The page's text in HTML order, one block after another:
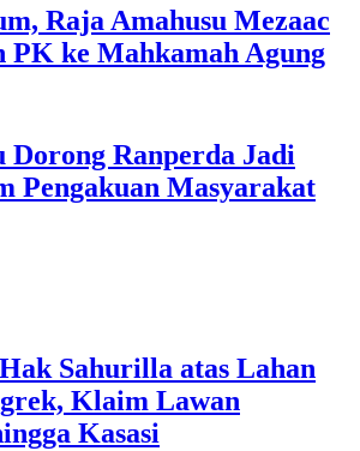
Raja Amahusu Mezaac
PK ke Mahkamah Agung
Ranperda Jadi
Pengakuan Masyarakat
Sahurilla atas Lahan
Klaim Lawan
Kasasi